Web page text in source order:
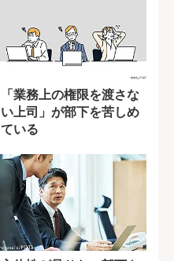
「業務上の権限を渡さな
い上司」が部下を苦しめ
ている